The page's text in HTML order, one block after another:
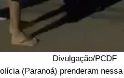
Divulgação/PCDF
(Paranoá) prenderam